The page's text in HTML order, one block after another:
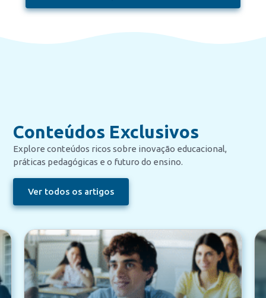
Conteúdos Exclusivos
Explore conteúdos ricos sobre inovação educacional,
práticas pedagógicas e o futuro do ensino.
Ver todos os artigos